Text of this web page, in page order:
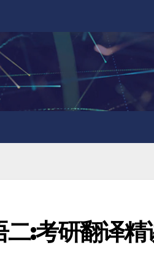
:考研翻译